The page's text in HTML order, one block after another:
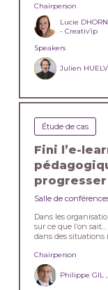
Chairperson
Lucie
- Creativ’ip
Speakers
Julien
Étude de cas
Fini l’e-
progresser
Salle de
Dans les
sur ce que l’on
dans des situations
Chairperson
Philippe GIL